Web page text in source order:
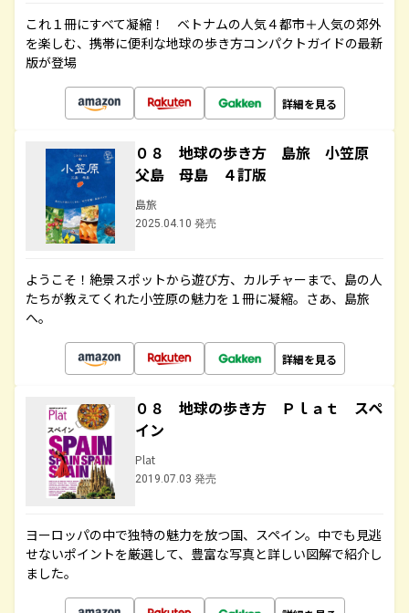
これ１冊にすべて凝縮！ ベトナムの人気４都市＋人気の郊外
を楽しむ、携帯に便利な地球の歩き方コンパクトガイドの最新
版が登場
詳細を見る
０８ 地球の歩き方 島旅 小笠原
父島 母島 ４訂版
島旅
2025.04.10 発売
ようこそ！絶景スポットから遊び方、カルチャーまで、島の人
たちが教えてくれた小笠原の魅力を１冊に凝縮。さあ、島旅
へ。
詳細を見る
０８ 地球の歩き方 Ｐｌａｔ スペ
イン
Plat
2019.07.03 発売
ヨーロッパの中で独特の魅力を放つ国、スペイン。中でも見逃
せないポイントを厳選して、豊富な写真と詳しい図解で紹介し
ました。